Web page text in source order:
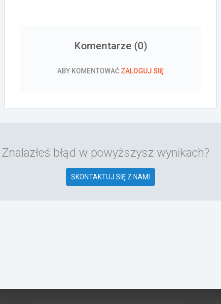
Komentarze (0)
ABY KOMENTOWAĆ ZALOGUJ SIĘ
Znalazłeś błąd w powyższysz wynikach?
SKONTAKTUJ SIĘ Z NAMI